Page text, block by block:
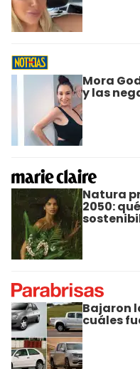
Mora
y las
Natura
2050:
Bajaron
cuáles